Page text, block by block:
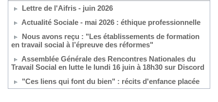
Lettre de l'Aifris - juin 2026
Actualité Sociale - mai 2026 : éthique professionnelle
Nous avons reçu : "Les établissements de formation
en travail social à l’épreuve des réformes"
Assemblée Générale des Rencontres Nationales du
Travail Social en lutte le lundi 16 juin à 18h30 sur Discord
"Ces liens qui font du bien" : récits d'enfance placée